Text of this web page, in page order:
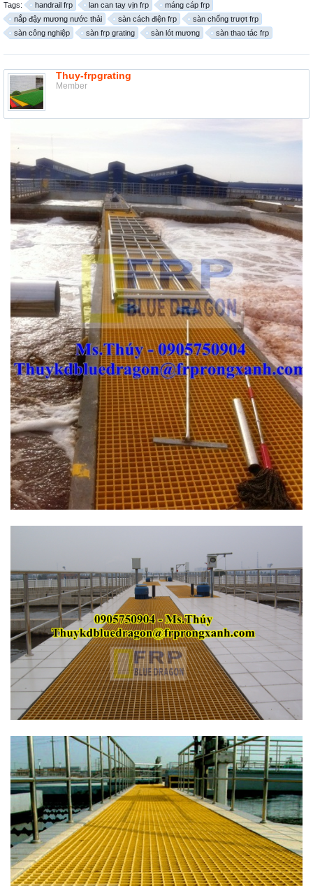
Tags: handrail frp lan can tay vịn frp
máng cáp frp
nắp đậy mương nước thải
sàn cách điện frp
sàn chống trượt frp
sàn công nghiệp
sàn frp grating sàn lót mương sàn thao tác frp
Thuy-frpgrating
Member